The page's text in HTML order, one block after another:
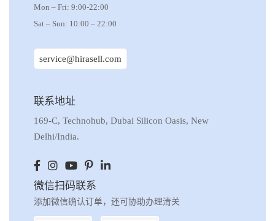
Mon – Fri: 9:00-22:00
Sat – Sun: 10:00 – 22:00
service@hirasell.com
联系地址
169-C, Technohub, Dubai Silicon Oasis, New
Delhi/India.
微信扫码联系
添加微信确认订单，还可协助办理清关